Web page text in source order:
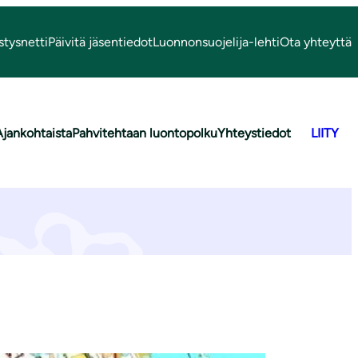
Päivitä jäsentiedotLuonnonsuojelija-lehtiOta yhteyttä
Pahvitehtaan luontopolkuYhteystiedot LIITY